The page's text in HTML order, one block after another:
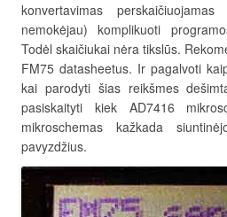
konvertavimas
nemokėjau) komplikuoti
Todėl skaičiukai nėra tikslūs.
FM75 datasheetus. Ir pagalvoti
kai parodyti šias reikšmes
pasiskaityti kiek AD7416
mikroschemas kažkada
pavyzdžius.